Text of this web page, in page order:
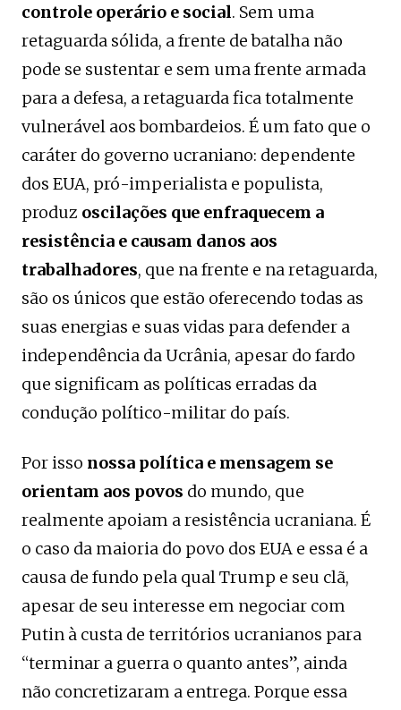
controle operário e social. Sem uma
retaguarda sólida, a frente de batalha não
pode se sustentar e sem uma frente armada
para a defesa, a retaguarda fica totalmente
vulnerável aos bombardeios. É um fato que o
caráter do governo ucraniano: dependente
dos EUA, pró-imperialista e populista,
produz oscilações que enfraquecem a
resistência e causam danos aos
trabalhadores, que na frente e na retaguarda,
são os únicos que estão oferecendo todas as
suas energias e suas vidas para defender a
independência da Ucrânia, apesar do fardo
que significam as políticas erradas da
condução político-militar do país.
Por isso nossa política e mensagem se
orientam aos povos do mundo, que
realmente apoiam a resistência ucraniana. É
o caso da maioria do povo dos EUA e essa é a
causa de fundo pela qual Trump e seu clã,
apesar de seu interesse em negociar com
Putin à custa de territórios ucranianos para
“terminar a guerra o quanto antes”, ainda
não concretizaram a entrega. Porque essa